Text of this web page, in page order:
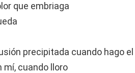
que embriaga
precipitada cuando hago
mí, cuando lloro